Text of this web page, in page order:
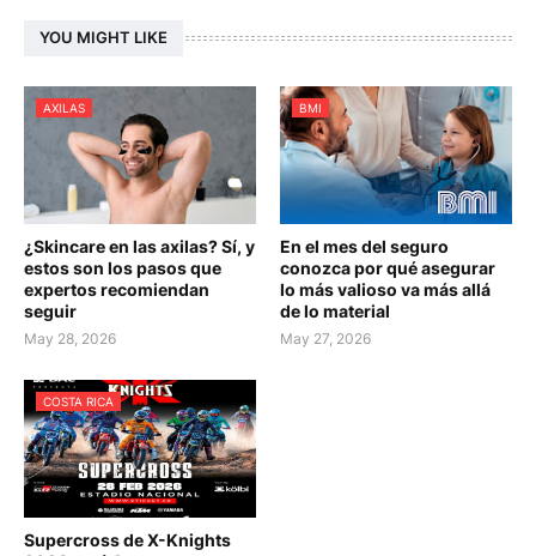
YOU MIGHT LIKE
AXILAS
¿Skincare en las axilas? Sí, y
estos son los pasos que
expertos recomiendan
seguir
May 28, 2026
BMI
En el mes del seguro
conozca por qué asegurar
lo más valioso va más allá
de lo material
May 27, 2026
COSTA RICA
Supercross de X-Knights